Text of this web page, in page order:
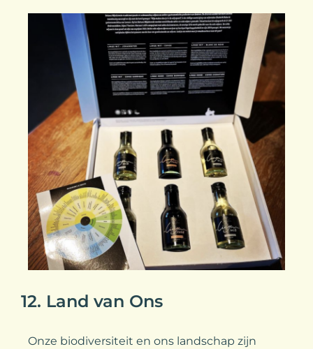
12. Land van Ons
Onze biodiversiteit en ons landschap zijn